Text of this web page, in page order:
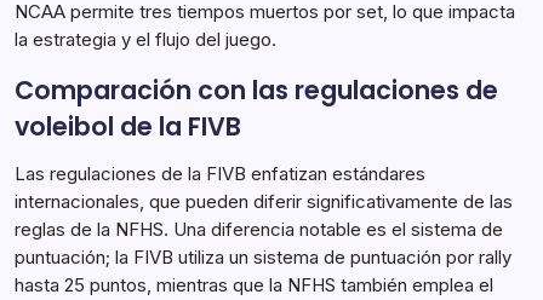
NCAA permite tres tiempos muertos por set, lo que impacta
la estrategia y el flujo del juego.
Comparación con las regulaciones de
voleibol de la FIVB
Las regulaciones de la FIVB enfatizan estándares
internacionales, que pueden diferir significativamente de las
reglas de la NFHS. Una diferencia notable es el sistema de
puntuación; la FIVB utiliza un sistema de puntuación por rally
hasta 25 puntos, mientras que la NFHS también emplea el